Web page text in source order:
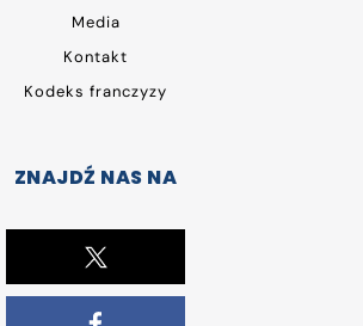
Media
Kontakt
Kodeks franczyzy
ZNAJDŹ NAS NA